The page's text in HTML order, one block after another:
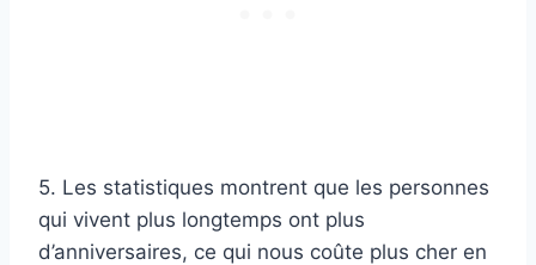
5. Les statistiques montrent que les personnes
qui vivent plus longtemps ont plus
d’anniversaires, ce qui nous coûte plus cher en